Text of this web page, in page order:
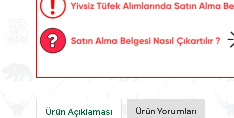
Ürün Açıklaması Ürün Yorumları